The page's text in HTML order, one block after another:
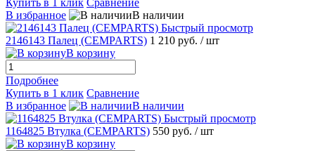
Купить в 1 клик Сравнение
В избранное
В наличии
Быстрый просмотр
2146143 Палец (CEMPARTS) 1 210 руб. / шт
В корзину
Подробнее
Купить в 1 клик Сравнение
В избранное
В наличии
Быстрый просмотр
1164825 Втулка (CEMPARTS) 550 руб. / шт
В корзину